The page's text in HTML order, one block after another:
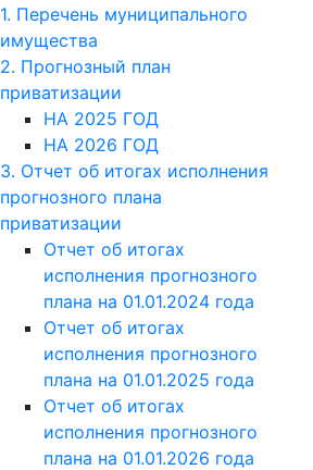
1. Перечень муниципального
имущества
2. Прогнозный план
приватизации
НА 2025 ГОД
НА 2026 ГОД
3. Отчет об итогах исполнения
прогнозного плана
приватизации
Отчет об итогах
исполнения прогнозного
плана на 01.01.2024 года
Отчет об итогах
исполнения прогнозного
плана на 01.01.2025 года
Отчет об итогах
исполнения прогнозного
плана на 01.01.2026 года